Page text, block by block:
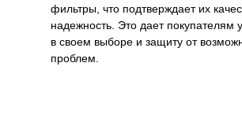
фильтры, что подтверждает их
надежность. Это дает покупателям
в своем выборе и защиту от
проблем.